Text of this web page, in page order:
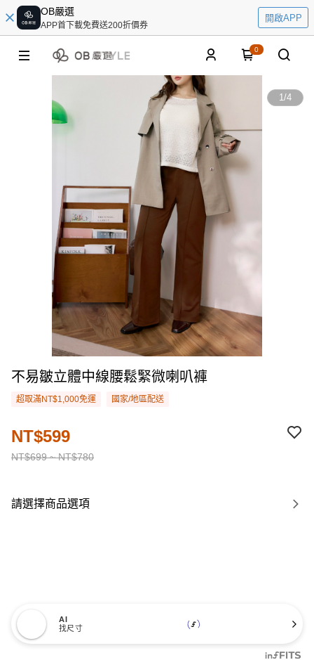
OB嚴選
APP首下載免費送200折價券
開啟APP
0
1/4
不易皺立體中線腰鬆緊微喇叭褲
超取滿NT$1,000免運 國家/地區配送
NT$699 ~ NT$780
NT$599
請選擇商品選項
AI
找尺寸